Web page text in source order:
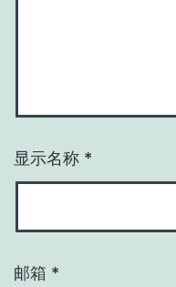
显示名称 *
邮箱 *